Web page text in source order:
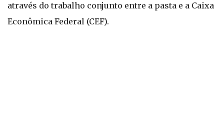
através do trabalho conjunto entre a pasta e a Caixa
Econômica Federal (CEF).